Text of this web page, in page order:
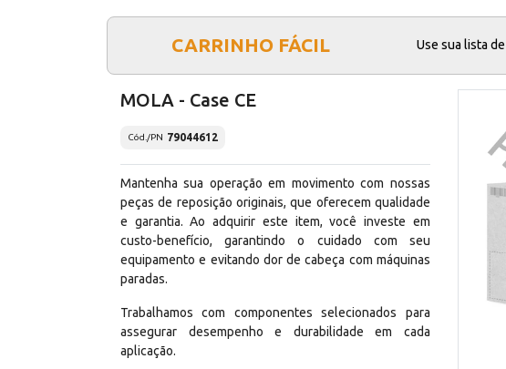
CARRINHO FÁCIL Use sua lista
MOLA - Case CE
Cód./PN 79044612
Mantenha sua operação em movimento com nossas
peças de reposição originais, que oferecem qualidade
e garantia. Ao adquirir este item, você investe em
custo-benefício, garantindo o cuidado com seu
equipamento e evitando dor de cabeça com máquinas
paradas.
Trabalhamos com componentes selecionados para
assegurar desempenho e durabilidade em cada
aplicação.